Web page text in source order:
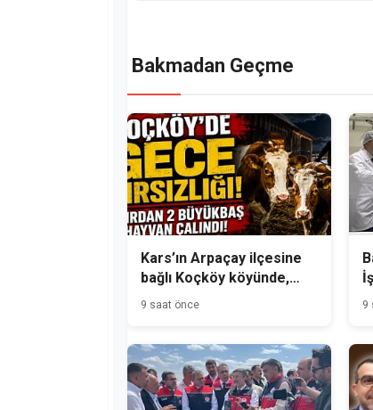
Bakmadan Geçme
Kars’ın Arpaçay ilçesine
bağlı Koçköy köyünde,
gece hırsızlık olayı
9 saat önce 9